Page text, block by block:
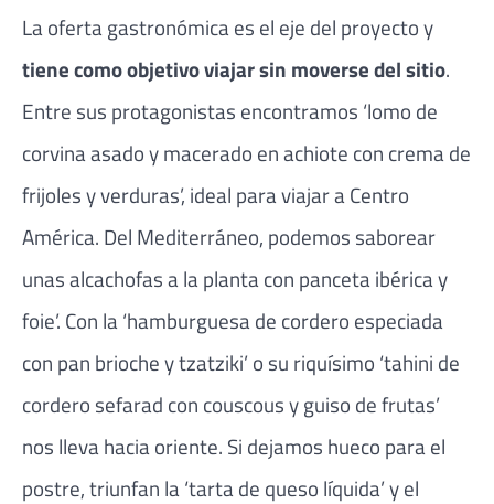
La oferta gastronómica es el eje del proyecto y
tiene como objetivo viajar sin moverse del sitio.
Entre sus protagonistas encontramos ‘lomo de
corvina asado y macerado en achiote con crema de
frijoles y verduras’, ideal para viajar a Centro
América. Del Mediterráneo, podemos saborear
unas alcachofas a la planta con panceta ibérica y
foie’. Con la ‘hamburguesa de cordero especiada
con pan brioche y tzatziki’ o su riquísimo ‘tahini de
cordero sefarad con couscous y guiso de frutas’
nos lleva hacia oriente. Si dejamos hueco para el
postre, triunfan la ‘tarta de queso líquida’ y el